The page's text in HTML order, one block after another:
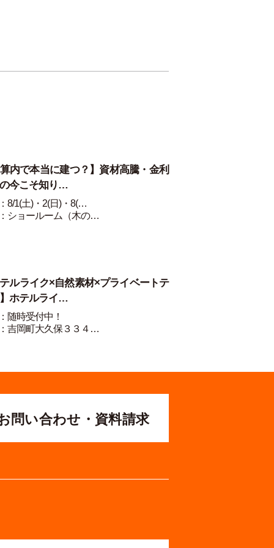
内で本当に建つ？】資材高騰・金利
今こそ知り…
8/1(土)・2(日)・8(…
ショールーム（木の…
ルライク×自然素材×プライベートテ
ホテルライ…
随時受付中！
吉岡町大久保３３４…
問い合わせ・資料請求